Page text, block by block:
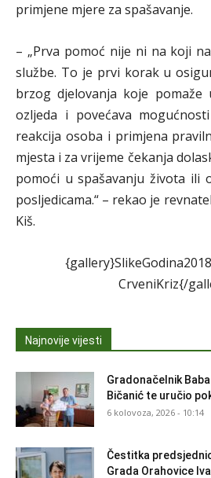
primjene mjere za spašavanje.
– „Prva pomoć nije ni na koji
službe. To je prvi korak u
brzog djelovanja koje pomaže
ozljeda i povećava
reakcija osoba i primjena
mjesta i za vrijeme čekanja
pomoći u spašavanju života ili
posljedicama.“ – rekao je
Kiš.
CrveniKriz{/
Najnovije vijesti
Gradonačelnik
Bičanić te uručio
6 kolovoza, 2026 - 10:14
Čestitka
Grada Orahovice